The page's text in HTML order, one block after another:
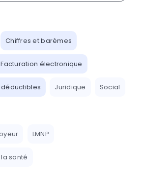
Chiffres et barèmes
Facturation électronique
déductibles Juridique Social
LMNP
santé